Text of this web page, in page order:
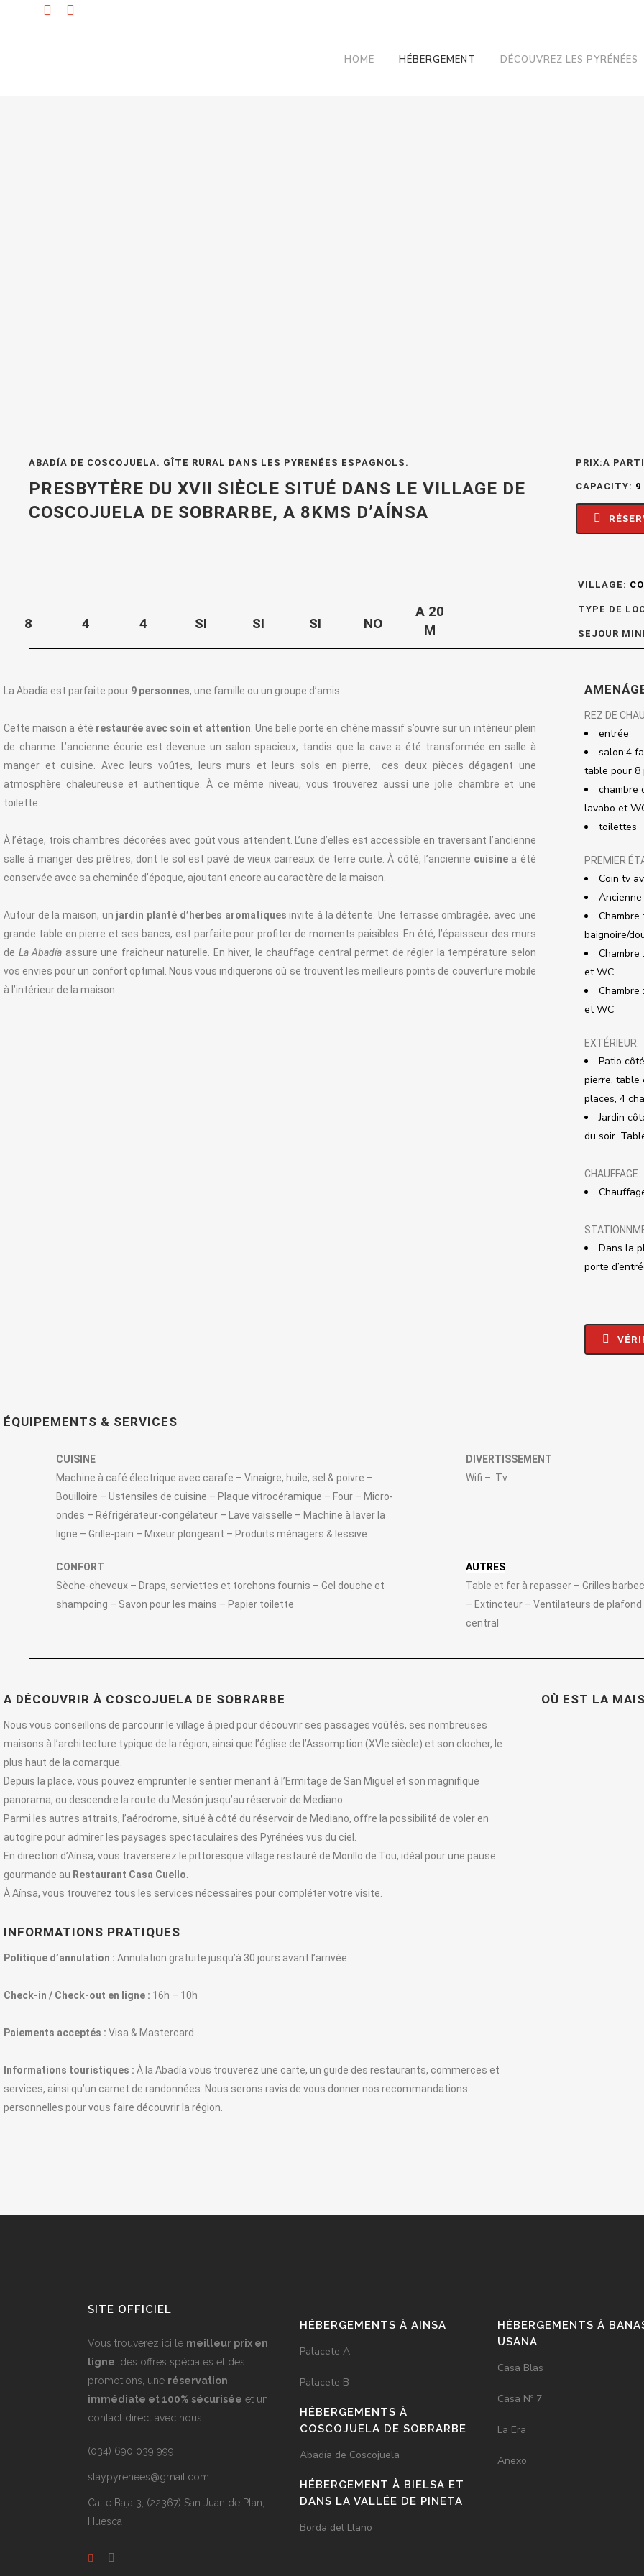
HOME HÉBERGEMENT DÉCOUVREZ LES PYRÉNÉES
ABADÍA DE COSCOJUELA. GÎTE RURAL DANS LES PYRENÉES ESPAGNOLS.
PRESBYTÈRE DU XVII SIÈCLE SITUÉ DANS LE VILLAGE DE
COSCOJUELA DE SOBRARBE, A 8KMS D’AÍNSA
PRIX:A
CAPACITY: 9
8 4 4 SI SI SI NO
A 20
M
VILLAGE:
TYPE DE
SEJOUR
La Abadía est parfaite pour 9 personnes, une famille ou un groupe d’amis.
Cette maison a été restaurée avec soin et attention . Une belle porte en chêne massif s’ouvre sur un intérieur plein
de charme. L’ancienne écurie est devenue un salon spacieux, tandis que la cave a été transformée en salle à
manger et cuisine. Avec leurs voûtes, leurs murs et leurs sols en pierre,
ces deux pièces dégagent une
atmosphère chaleureuse et authentique. À ce même niveau, vous trouverez aussi une jolie chambre et une
toilette.
À l’étage, trois chambres décorées avec goût vous attendent. L’une d’elles est accessible en traversant l’ancienne
salle à manger des prêtres, dont le sol est pavé de vieux carreaux de terre cuite. À côté, l’ancienne cuisine a été
conservée avec sa cheminée d’époque, ajoutant encore au caractère de la maison.
Autour de la maison, un jardin planté d’herbes aromatiques invite à la détente. Une terrasse ombragée, avec une
grande table en pierre et ses bancs, est parfaite pour profiter de moments paisibles. En été, l’épaisseur des murs
de La Abadía assure une fraîcheur naturelle. En hiver, le chauffage central permet de régler la température selon
vos envies pour un confort optimal. Nous vous indiquerons où se trouvent les meilleurs points de couverture mobile
à l’intérieur de la maison.
REZ DE
entrée
salon:4
table pour 8
chambre
lavabo et
toilettes
PREMIER
Coin tv
Chambre
baignoire/
Chambre
et WC
Chambre
et WC
EXTÉRIEUR:
Patio
pierre, table
places, 4
Jardin
du soir.
CHAUFFAGE:
Dans la
porte
ÉQUIPEMENTS & SERVICES
CUISINE
Machine à café électrique avec carafe – Vinaigre, huile, sel & poivre –
Bouilloire – Ustensiles de cuisine – Plaque vitrocéramique – Four – Micro-
ondes – Réfrigérateur-congélateur – Lave vaisselle – Machine à laver la
ligne – Grille-pain – Mixeur plongeant – Produits ménagers & lessive
DIVERTISSEMENT
Wifi – Tv
CONFORT
Sèche-cheveux – Draps, serviettes et torchons fournis – Gel douche et
shampoing – Savon pour les mains – Papier toilette
AUTRES
Table et fer à repasser – Grilles
– Extincteur – Ventilateurs de
central
A DÉCOUVRIR À COSCOJUELA DE SOBRARBE
Nous vous conseillons de parcourir le village à pied pour découvrir ses passages voûtés, ses nombreuses
maisons à l’architecture typique de la région, ainsi que l’église de l’Assomption (XVIe siècle) et son clocher, le
plus haut de la comarque.
Depuis la place, vous pouvez emprunter le sentier menant à l’Ermitage de San Miguel et son magnifique
panorama, ou descendre la route du Mesón jusqu’au réservoir de Mediano.
Parmi les autres attraits, l’aérodrome, situé à côté du réservoir de Mediano, offre la possibilité de voler en
autogire pour admirer les paysages spectaculaires des Pyrénées vus du ciel.
En direction d’Aínsa, vous traverserez le pittoresque village restauré de Morillo de Tou, idéal pour une pause
gourmande au Restaurant Casa Cuello
À Aínsa, vous trouverez tous les services nécessaires pour compléter votre visite.
INFORMATIONS PRATIQUES
Politique d’annulation : Annulation gratuite jusqu’à 30 jours avant l’arrivée
Check-in / Check-out en ligne : 16h – 10h
Paiements acceptés : Visa & Mastercard
Informations touristiques : À la Abadía vous trouverez une carte, un guide des restaurants, commerces et
services, ainsi qu’un carnet de randonnées. Nous serons ravis de vous donner nos recommandations
personnelles pour vous faire découvrir la région.
OÙ EST LA
SITE OFFICIEL
Vous trouverez ici le meilleur prix en
ligne , des offres spéciales et des
promotions, une réservation
immédiate et 100% sécurisée et un
contact direct avec nous.
(034) 690 039 999
staypyrenees@gmail.com
Calle Baja 3, (22367) San Juan de Plan,
Huesca
HÉBERGEMENTS À AINSA
Palacete A
Palacete B
HÉBERGEMENTS À
COSCOJUELA DE SOBRARBE
Abadía de Coscojuela
HÉBERGEMENT À BIELSA ET
DANS LA VALLÉE DE PINETA
Borda del Llano
HÉBERGEMENTS À
USANA
Casa Blas
Casa Nº 7
La Era
Anexo